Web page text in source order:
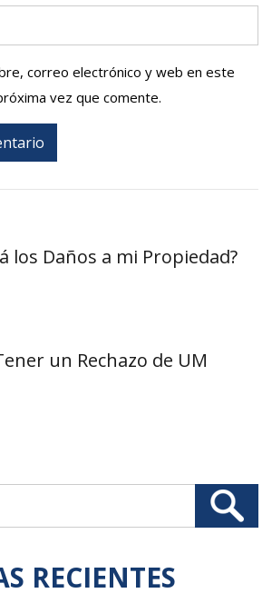
correo electrónico y web en este
vez que comente.
los Daños a mi Propiedad?
un Rechazo de UM
Search
RECIENTES